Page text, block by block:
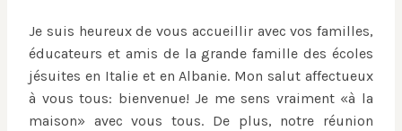
Je suis heureux de vous accueillir avec vos familles,
éducateurs et amis de la grande famille des écoles
jésuites en Italie et en Albanie. Mon salut affectueux
à vous tous: bienvenue! Je me sens vraiment «à la
maison» avec vous tous. De plus, notre réunion